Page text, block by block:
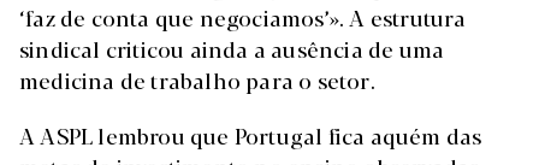
‘faz de conta que negociamos’». A estrutura
sindical criticou ainda a ausência de uma
medicina de trabalho para o setor.
A ASPL lembrou que Portugal fica aquém das